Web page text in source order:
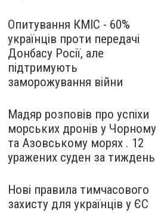
Опитування КМІС - 60%
українців проти передачі
Донбасу Росії, але
підтримують
заморожування війни
Мадяр розповів про успіхи
морських дронів у Чорному
та Азовському морях . 12
уражених суден за тиждень
Нові правила тимчасового
захисту для українців у ЄС